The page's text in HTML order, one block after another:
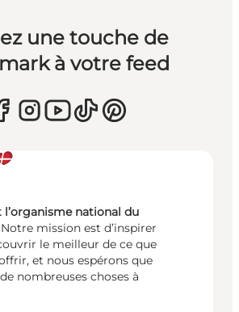
une touche de
à votre feed
national du
Notre mission est d’inspirer
le meilleur de ce que
et nous espérons que
nombreuses choses à